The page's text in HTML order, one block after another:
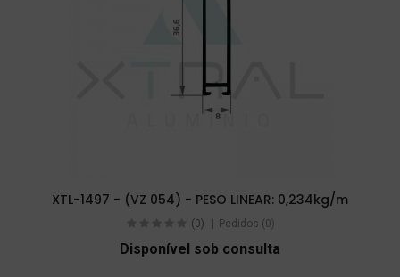
XTL-1497 - (VZ 054) - PESO LINEAR: 0,234kg/m
(0) Pedidos (0)
Disponível sob consulta